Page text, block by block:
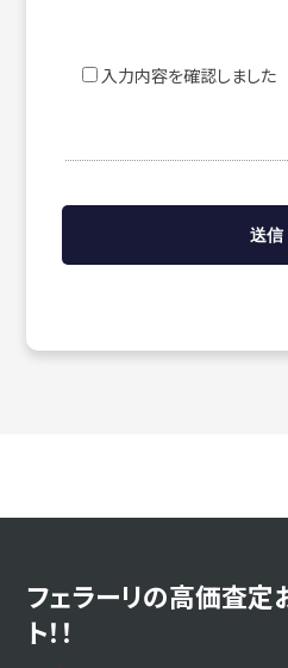
入力内容を確認しました
フェラーリの高価査定
ト！！